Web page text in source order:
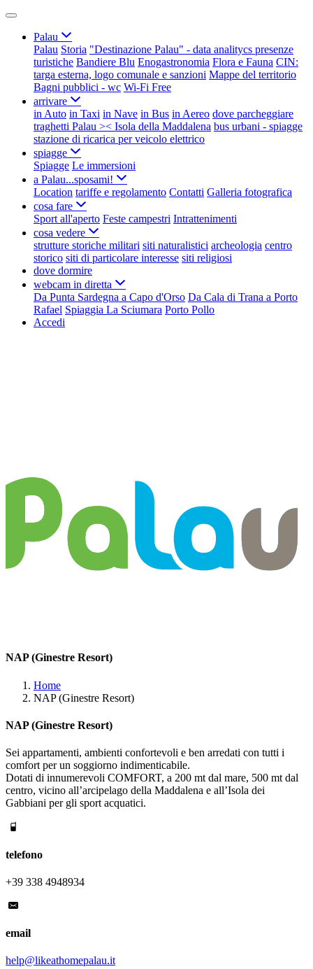
Palau
Palau Storia "Destinazione Palau" - data analitycs presenze
turistiche Bandiere Blu Enogastronomia Flora e Fauna CIN:
targa esterna, logo comunale e sanzioni Mappe del territorio
Bagni pubblici - wc Wi-Fi Free
arrivare
in Auto in Taxi in Nave in Bus in Aereo dove parcheggiare
traghetti Palau >< Isola della Maddalena bus urbani - spiagge
stazione di ricarica per veicolo elettrico
spiagge
Spiagge Le immersioni
a Palau...sposami!
Location tariffe e regolamento Contatti Galleria fotografica
cosa fare
Sport all'aperto Feste campestri Intrattenimenti
cosa vedere
strutture storiche militari siti naturalistici archeologia centro
storico siti di particolare interesse siti religiosi
dove dormire
webcam in diretta
Da Punta Sardegna a Capo d'Orso Da Cala di Trana a Porto
Rafael Spiaggia La Sciumara Porto Pollo
Accedi
NAP (Ginestre Resort)
Home
NAP (Ginestre Resort)
NAP (Ginestre Resort)
Sei appartamenti, ambienti confortevoli e ben arredati con tutti i
comfort per un soggiorno indimenticabile.
Dotati di innumerevoli COMFORT, a 200 mt dal mare, 500 mt dal
centro, vicino all’arcipelago della Maddalena e all’Isola dei
Gabbiani per gli sport acquatici.
telefono
+39 338 4948934
email
help@likeathomepalau.it